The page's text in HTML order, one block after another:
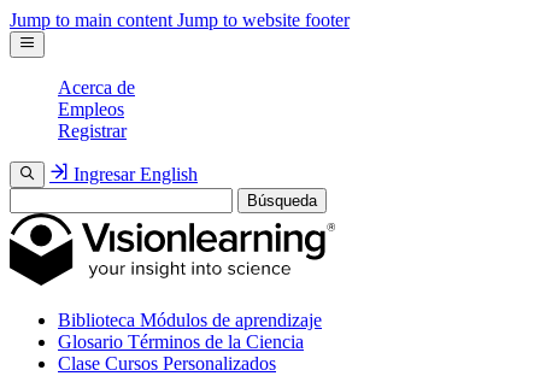
Jump to main content Jump to website footer
Acerca de
Empleos
Registrar
Ingresar English
Búsqueda
Biblioteca Módulos de aprendizaje
Glosario Términos de la Ciencia
Clase Cursos Personalizados